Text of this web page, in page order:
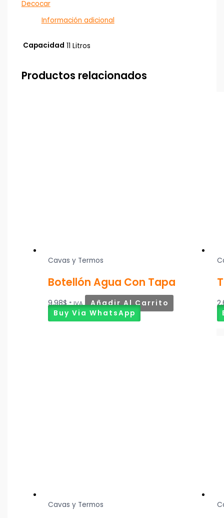
Decocar
Información adicional
Capacidad 11 Litros
Productos relacionados
Cavas y Termos
Botellón Agua Con Tapa
9,98$ * IVA
Añadir Al Carrito
Buy Via WhatsApp
Cavas y Termos